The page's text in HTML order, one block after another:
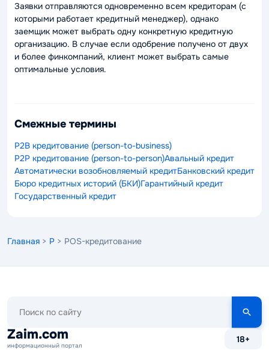
Заявки отправляются одновременно всем кредиторам (с
которыми работает кредитный менеджер), однако
заемщик может выбрать одну конкретную кредитную
организацию. В случае если одобрение получено от двух
и более финкомпаний, клиент может выбрать самые
оптимальные условия.
Смежные термины
P2B кредитование (person-to-business)
P2P кредитование (person-to-person)Авальный кредит
Автоматически возобновляемый кредитБанковский кредит
Бюро кредитных историй (БКИ)Гарантийный кредит
Государственный кредит
Главная > P > POS-кредитование
сайту
Zaim.com
информационный портал
18+